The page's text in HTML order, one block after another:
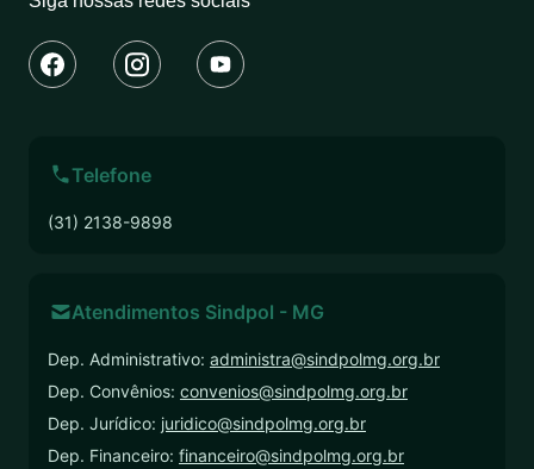
Telefone
(31) 2138-9898
Atendimentos Sindpol - MG
Dep. Administrativo: administra@sindpolmg.org.br
Dep. Convênios: convenios@sindpolmg.org.br
Dep. Jurídico: juridico@sindpolmg.org.br
Dep. Financeiro: financeiro@sindpolmg.org.br